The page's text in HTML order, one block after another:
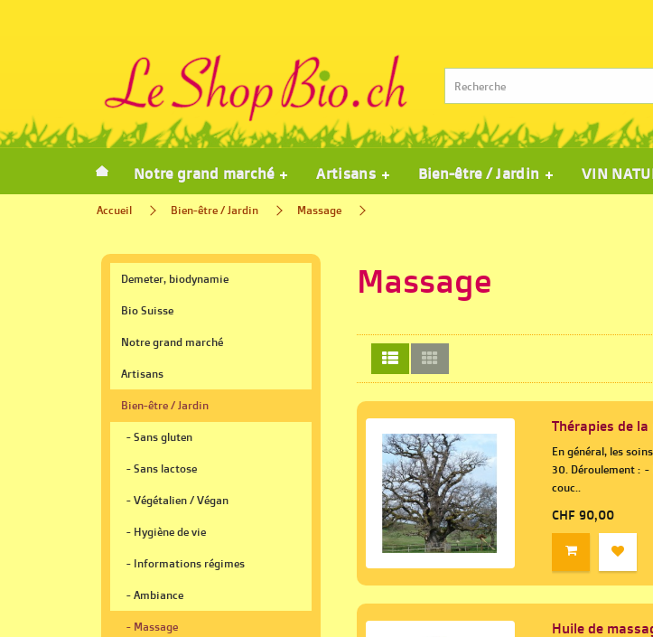
Notre grand marché Artisans Bien-être / Jardin VIN
Accueil Bien-être / Jardin Massage
Demeter, biodynamie
Bio Suisse
Notre grand marché
Artisans
Bien-être / Jardin
- Sans gluten
- Sans lactose
- Végétalien / Végan
- Hygiène de vie
- Informations régimes
- Ambiance
- Massage
Massage
Thérapies de
En général, les
30. Déroulement :
couc..
CHF 90,00
Huile de